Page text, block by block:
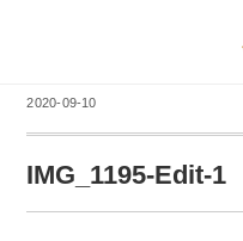
2020-09-10
IMG_1195-Edit-1